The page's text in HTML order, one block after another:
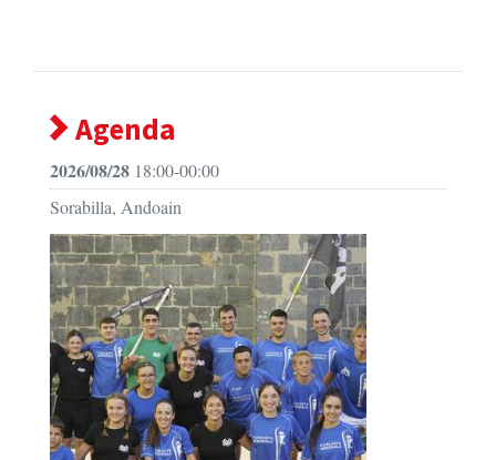
Agenda
2026/08/28 18:00-00:00
Sorabilla, Andoain